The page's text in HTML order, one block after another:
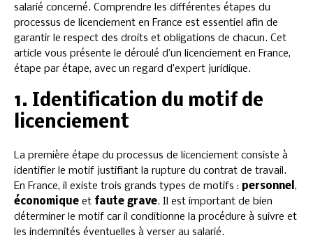
salarié concerné. Comprendre les différentes étapes du
processus de licenciement en France est essentiel afin de
garantir le respect des droits et obligations de chacun. Cet
article vous présente le déroulé d’un licenciement en France,
étape par étape, avec un regard d’expert juridique.
1. Identification du motif de
licenciement
La première étape du processus de licenciement consiste à
identifier le motif justifiant la rupture du contrat de travail.
En France, il existe trois grands types de motifs : personnel ,
économique et faute grave. Il est important de bien
déterminer le motif car il conditionne la procédure à suivre et
les indemnités éventuelles à verser au salarié.